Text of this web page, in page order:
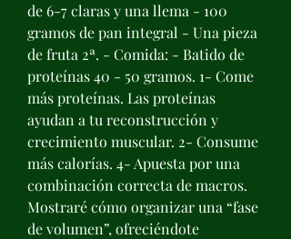
de 6-7 claras y una llema - 100
gramos de pan integral - Una pieza
de fruta 2ª. - Comida: - Batido de
proteínas 40 - 50 gramos. 1- Come
más proteínas. Las proteínas
ayudan a tu reconstrucción y
crecimiento muscular. 2- Consume
más calorías. 4- Apuesta por una
combinación correcta de macros.
Mostraré cómo organizar una “fase
de volumen”, ofreciéndote